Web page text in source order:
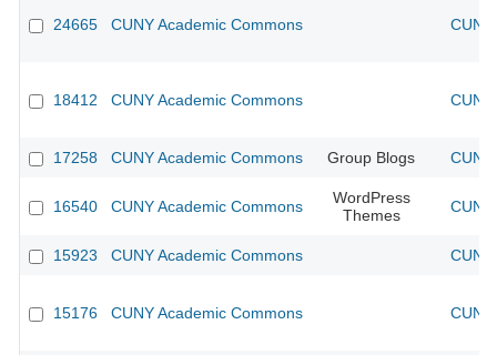
24665 CUNY Academic Commons
18412 CUNY Academic Commons
17258 CUNY Academic Commons Group Blogs
16540 CUNY Academic Commons
WordPress
Themes
15923 CUNY Academic Commons
15176 CUNY Academic Commons